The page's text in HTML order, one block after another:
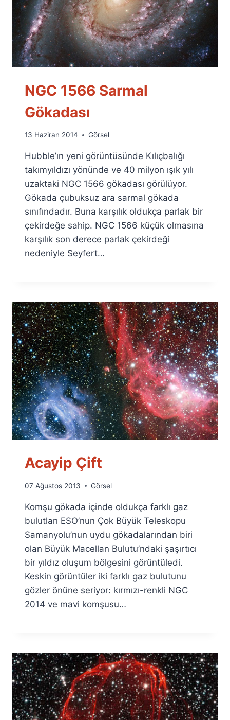
NGC 1566 Sarmal
Gökadası
By
Fuat
Özyar
13 Haziran 2014 Görsel
Hubble’ın yeni görüntüsünde Kılıçbalığı
takımyıldızı yönünde ve 40 milyon ışık yılı
uzaktaki NGC 1566 gökadası görülüyor.
Gökada çubuksuz ara sarmal gökada
sınıfındadır. Buna karşılık oldukça parlak bir
çekirdeğe sahip. NGC 1566 küçük olmasına
karşılık son derece parlak çekirdeği
nedeniyle Seyfert…
Acayip Çift
By
Fuat
Özyar
07 Ağustos 2013 Görsel
Komşu gökada içinde oldukça farklı gaz
bulutları ESO’nun Çok Büyük Teleskopu
Samanyolu’nun uydu gökadalarından biri
olan Büyük Macellan Bulutu’ndaki şaşırtıcı
bir yıldız oluşum bölgesini görüntüledi.
Keskin görüntüler iki farklı gaz bulutunu
gözler önüne seriyor: kırmızı-renkli NGC
2014 ve mavi komşusu…